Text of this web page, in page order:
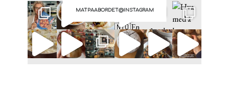
MATPAABORDET@INSTAGRAM